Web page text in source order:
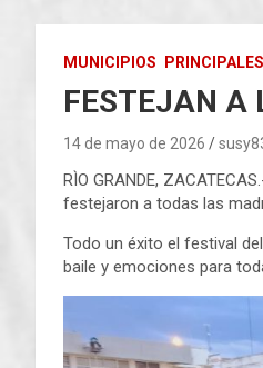
MUNICIPIOS PRINCIPALES
FESTEJAN A
14 de mayo de 2026
RÌO GRANDE,
festejaron a todas las
Todo un éxito el festival
baile y emociones para